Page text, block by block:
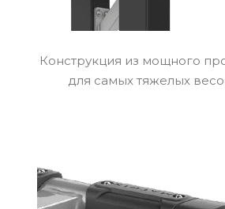
Конструкция из мощного
для самых тяжелых